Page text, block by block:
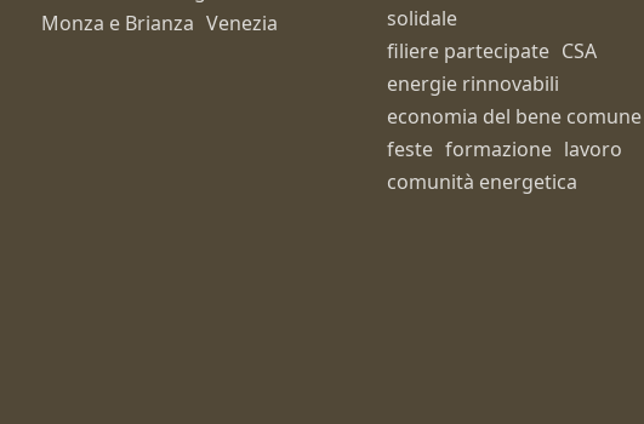
Monza e Brianza Venezia
solidale
filiere partecipate CSA
energie rinnovabili
economia del bene comune
feste formazione lavoro
comunità energetica